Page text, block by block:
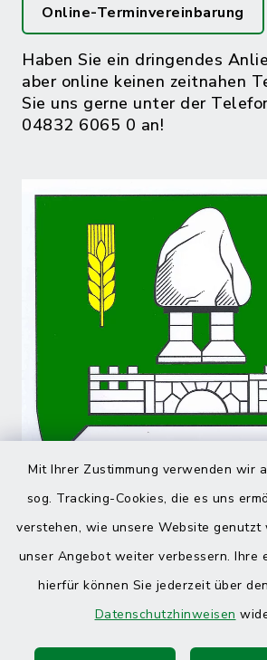
Mit Ihrer Zustimmung verwenden wir
sog. Tracking-Cookies, die es uns
verstehen, wie unsere Website genutzt
unser Angebot weiter verbessern. Ihre
hierfür können Sie jederzeit über
Datenschutzhinweisen
Online-Terminvereinbarung
Haben Sie ein dringendes
aber online keinen zeitnahen
Sie uns gerne unter der
04832 6065 0 an!